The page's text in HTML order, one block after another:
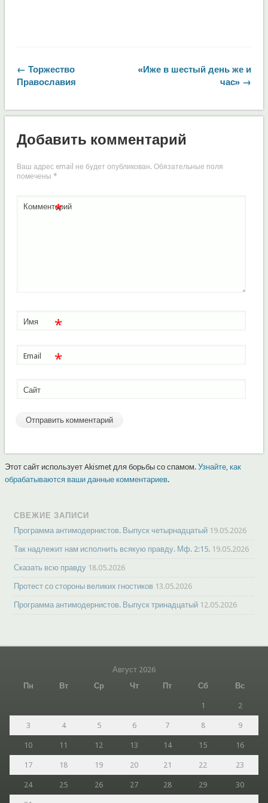
← Торжество
Православия
«Иже в шестый день же и
час» →
Добавить комментарий
Ваш адрес email не будет опубликован. Обязательные поля
помечены *
Комментарий
*
Имя *
Email *
Сайт
Этот сайт использует Akismet для борьбы со спамом. Узнайте, как
обрабатываются ваши данные комментариев.
СВЕЖИЕ ЗАПИСИ
Программа антимодернистов. Выпуск четырнадцатый 19.05.2026
Так надлежит нам исполнить всякую правду. Мф. 2:15. 19.05.2026
Сказать всю правду 18.05.2026
Протест со стороны великих гностиков 13.05.2026
Программа антимодернистов. Выпуск тринадцатый 12.05.2026
Август 2026
Пн
Вт Ср Чт Пт Сб Вс
1 2
3 4 5 6 7 8 9
10 11 12 13 14 15 16
17 18 19 20 21 22 23
24 25 26 27 28 29 30